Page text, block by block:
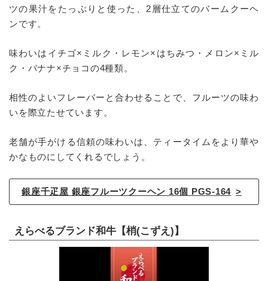
ツの果汁をたっぷりと使った、2層仕立てのバームクーヘ
ンです。
味わいはイチゴ×ミルク・レモン×はちみつ・メロン×ミル
ク・バナナ×チョコの4種類。
相性のよいフレーバーと合わせることで、フルーツの味わ
いを際立たせています。
老舗が手がける信頼の味わいは、ティータイムをより華や
かなものにしてくれるでしょう。
銀座千疋屋 銀座フルーツクーヘン 16個 PGS-164
えらべるブランド和牛【梢(こずえ)】